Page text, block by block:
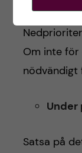
Om inte
nödvändigt
Under
Satsa på